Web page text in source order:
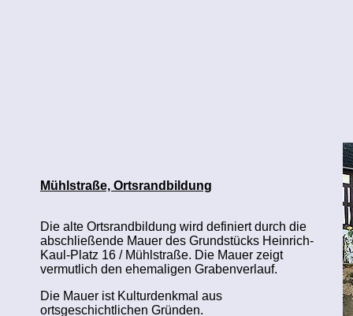
Mühlstraße, Ortsrandbildung
Die alte Ortsrandbildung wird definiert durch die
abschließende Mauer des Grundstücks Heinrich-
Kaul-Platz 16 / Mühlstraße. Die Mauer zeigt
vermutlich den ehemaligen Grabenverlauf.
Die Mauer ist Kulturdenkmal aus
ortsgeschichtlichen Gründen.